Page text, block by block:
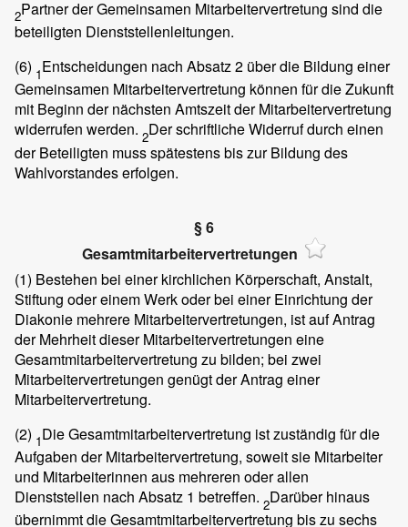
2Partner der Gemeinsamen Mitarbeitervertretung sind die
beteiligten Dienststellenleitungen.
(6) 1Entscheidungen nach Absatz 2 über die Bildung einer
Gemeinsamen Mitarbeitervertretung können für die Zukunft
mit Beginn der nächsten Amtszeit der Mitarbeitervertretung
widerrufen werden. 2Der schriftliche Widerruf durch einen
der Beteiligten muss spätestens bis zur Bildung des
Wahlvorstandes erfolgen.
§ 6
Gesamtmitarbeitervertretungen
(1) Bestehen bei einer kirchlichen Körperschaft, Anstalt,
Stiftung oder einem Werk oder bei einer Einrichtung der
Diakonie mehrere Mitarbeitervertretungen, ist auf Antrag
der Mehrheit dieser Mitarbeitervertretungen eine
Gesamtmitarbeitervertretung zu bilden; bei zwei
Mitarbeitervertretungen genügt der Antrag einer
Mitarbeitervertretung.
(2) 1Die Gesamtmitarbeitervertretung ist zuständig für die
Aufgaben der Mitarbeitervertretung, soweit sie Mitarbeiter
und Mitarbeiterinnen aus mehreren oder allen
Dienststellen nach Absatz 1 betreffen. 2Darüber hinaus
übernimmt die Gesamtmitarbeitervertretung bis zu sechs